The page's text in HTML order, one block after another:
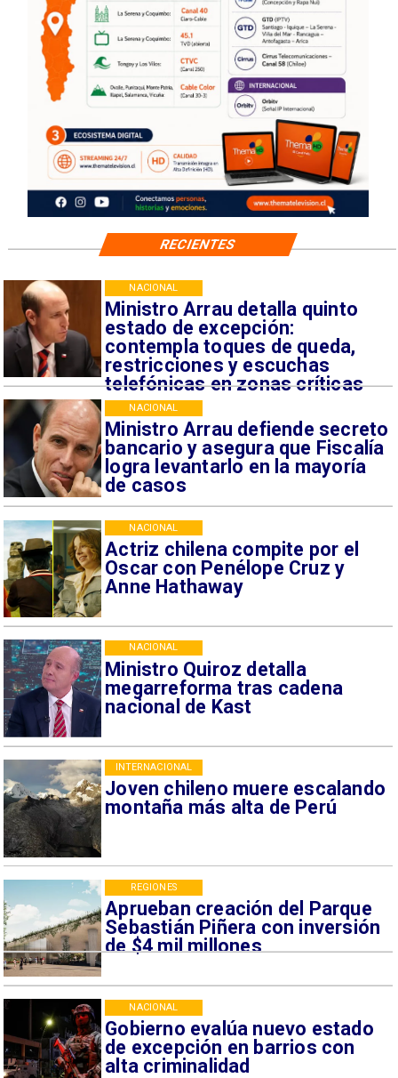
Ministro Arrau detalla quinto
estado de excepción:
contempla toques de queda,
restricciones y escuchas
telefónicas en zonas críticas
NACIONAL
Ministro Arrau defiende secreto
bancario y asegura que Fiscalía
logra levantarlo en la mayoría
de casos
NACIONAL
Actriz chilena compite por el
Oscar con Penélope Cruz y
Anne Hathaway
NACIONAL
Ministro Quiroz detalla
megarreforma tras cadena
nacional de Kast
NACIONAL
Joven chileno muere escalando
montaña más alta de Perú
INTERNACIONAL
Aprueban creación del Parque
Sebastián Piñera con inversión
de $4 mil millones
REGIONES
Gobierno evalúa nuevo estado
de excepción en barrios con
alta criminalidad
NACIONAL
RECIENTES